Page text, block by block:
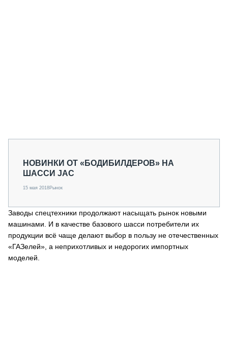
НОВИНКИ ОТ «БОДИБИЛДЕРОВ» НА
ШАССИ JAC
15 мая 2018Рынок
Заводы спецтехники продолжают насыщать рынок новыми
машинами. И в качестве базового шасси потребители их
продукции всё чаще делают выбор в пользу не отечественных
«ГАЗелей», а неприхотливых и недорогих импортных
моделей.